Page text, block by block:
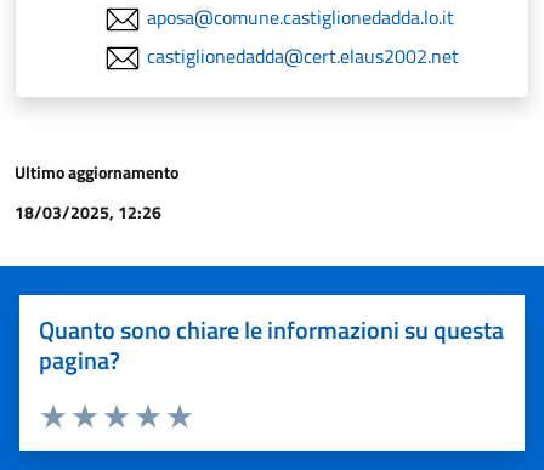
aposa@comune.castiglionedadda.lo.it
castiglionedadda@cert.elaus2002.net
Ultimo aggiornamento
18/03/2025, 12:26
Quanto sono chiare le informazioni su questa
pagina?
Valuta 5 stelle su 5
Valuta 4 stelle su 5
Valuta 3 stelle su 5
Valuta 2 stelle su 5
Valuta 1 stelle su 5